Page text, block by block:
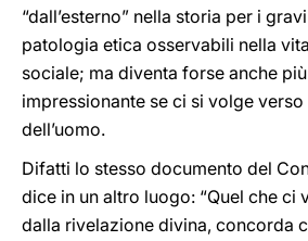
“dall’esterno” nella storia per i
patologia etica osservabili nella
sociale; ma diventa forse anche
impressionante se ci si volge verso
dell’uomo.
Difatti lo stesso documento del
dice in un altro luogo: “Quel che ci
dalla rivelazione divina, concorda